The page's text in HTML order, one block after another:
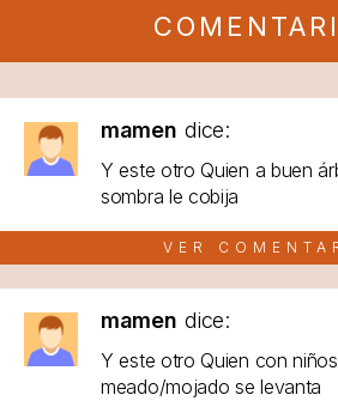
mamen dice:
Y este otro Quien a buen
sombra le cobija
VER
mamen dice:
Y este otro Quien con
meado/mojado se levanta